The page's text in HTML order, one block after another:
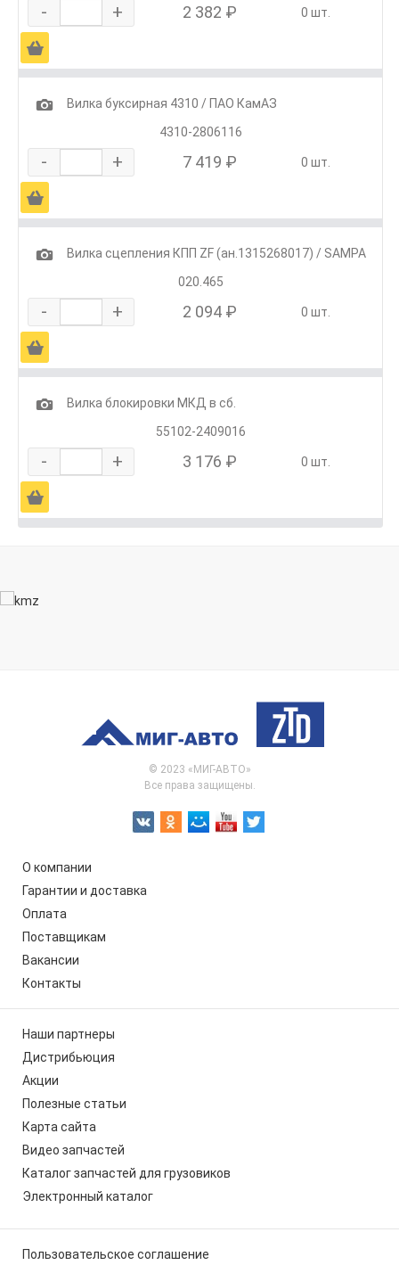
- + 2 382 ₽ 0 шт.
Ä
1
Вилка буксирная 4310 / ПАО КамАЗ
4310-2806116
- + 7 419 ₽ 0 шт.
Ä
1
Вилка сцепления КПП ZF (ан.1315268017) / SAMPA
020.465
- + 2 094 ₽ 0 шт.
Ä
1
Вилка блокировки МКД в сб.
55102-2409016
- + 3 176 ₽ 0 шт.
Ä
© 2023 «МИГ-АВТО»
Все права защищены.
О компании
Гарантии и доставка
Оплата
Поставщикам
Вакансии
Контакты
Наши партнеры
Дистрибьюция
Акции
Полезные статьи
Карта сайта
Видео запчастей
Каталог запчастей для грузовиков
Электронный каталог
Пользовательское соглашение